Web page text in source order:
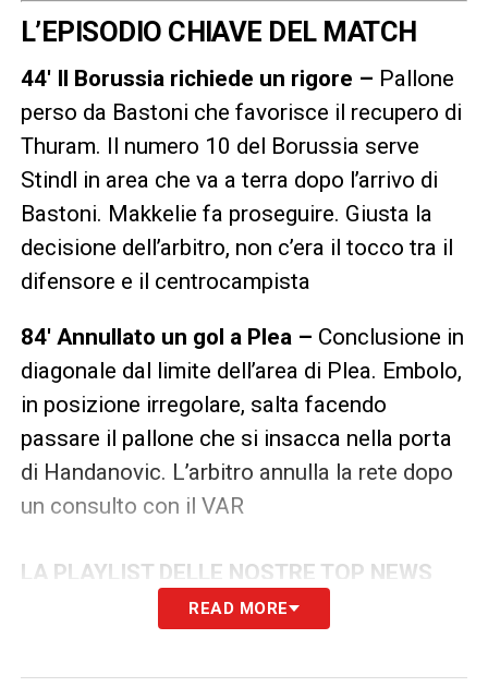
L’EPISODIO CHIAVE DEL MATCH
44′ Il Borussia richiede un rigore – Pallone
perso da Bastoni che favorisce il recupero di
Thuram. Il numero 10 del Borussia serve
Stindl in area che va a terra dopo l’arrivo di
Bastoni. Makkelie fa proseguire. Giusta la
decisione dell’arbitro, non c’era il tocco tra il
difensore e il centrocampista
84′ Annullato un gol a Plea – Conclusione in
diagonale dal limite dell’area di Plea. Embolo,
in posizione irregolare, salta facendo
passare il pallone che si insacca nella porta
di Handanovic. L’arbitro annulla la rete dopo
un consulto con il VAR
LA PLAYLIST DELLE NOSTRE TOP NEWS
READ MORE